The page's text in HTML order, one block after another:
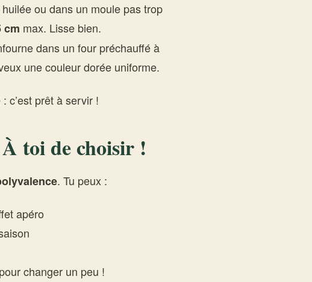
ou dans un moule pas trop
cm max. Lisse bien.
dans un four préchauffé à
une couleur dorée uniforme.
c’est prêt à servir !
toi de choisir !
. Tu peux :
apéro
changer un peu !